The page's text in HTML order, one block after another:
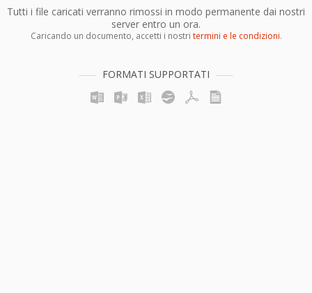
Tutti i file caricati verranno rimossi in modo permanente dai nostri
server entro un ora.
Caricando un documento, accetti i nostri termini e le condizioni.
FORMATI SUPPORTATI